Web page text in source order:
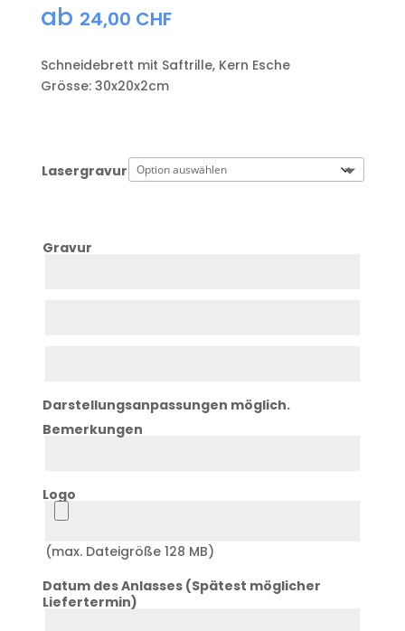
ab 24,00 CHF
Schneidebrett mit Saftrille, Kern Esche
Grösse: 30x20x2cm
Lasergravur
Gravur
Darstellungsanpassungen möglich.
Bemerkungen
Bemerkung
Logo
Logo
(max. Dateigröße 128 MB)
Datum des Anlasses (Spätest möglicher
Liefertermin)